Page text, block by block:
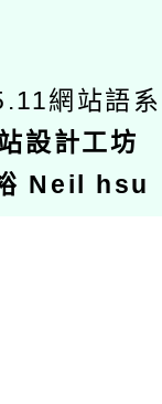
網站語
設計工坊
Neil hsu